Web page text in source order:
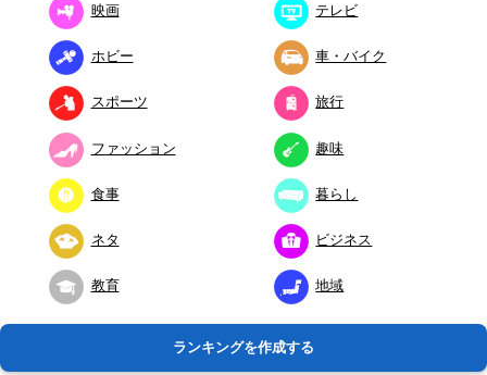
映画 テレビ
ホビー 車・バイク
スポーツ 旅行
ファッション 趣味
食事 暮らし
ネタ ビジネス
教育 地域
ランキングを作成する